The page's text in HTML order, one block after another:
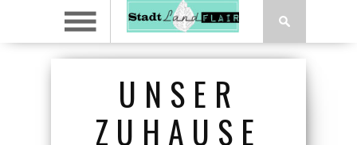
UNSER
ZUHAUSE